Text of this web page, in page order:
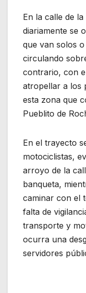
En la calle de
diariamente se
que van solos
circulando
contrario, con
atropellar a los
esta zona que
Pueblito de
En el trayecto
motociclistas,
arroyo de la
banqueta,
caminar con el
falta de
transporte y
ocurra una
servidores